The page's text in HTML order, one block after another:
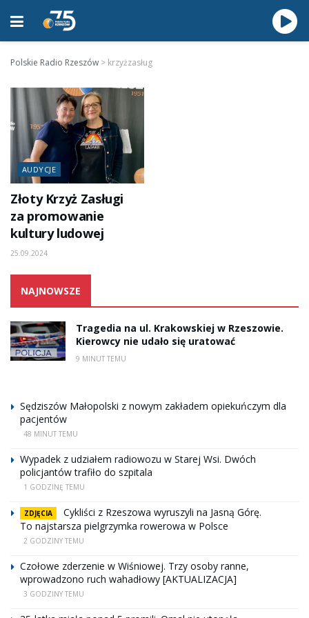
Polskie Radio Rzeszów > krzyżzasług
AUDYCJE
Złoty Krzyż Zasługi
za promowanie
kultury ludowej
25.09.2024
NAJNOWSZE
Tragedia na ul. Krakowskiej w Rzeszowie.
Kierowcy nie udało się uratować
9 MINUT TEMU
Sędziszów Małopolski z nowym zakładem opiekuńczym dla
pacjentów
48 MINUT TEMU
Wypadek z udziałem radiowozu w Starej Wsi. Dwóch
policjantów trafiło do szpitala
1 GODZINĘ TEMU
ZDJĘCIA
Cykliści z Rzeszowa wyruszyli na Jasną Górę.
To najstarsza pielgrzymka rowerowa w Polsce
2 GODZINY TEMU
Czołowe zderzenie w Wiśniowej. Trzy osoby ranne,
wprowadzono ruch wahadłowy [AKTUALIZACJA]
3 GODZINY TEMU